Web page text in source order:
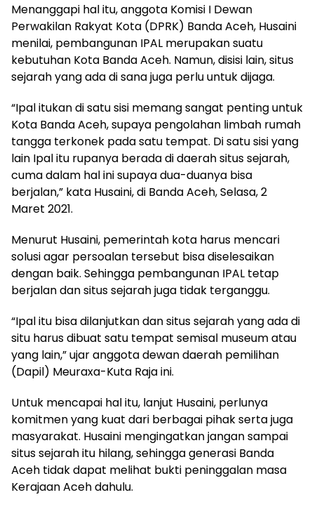
Menanggapi hal itu, anggota Komisi I Dewan
Perwakilan Rakyat Kota (DPRK) Banda Aceh, Husaini
menilai, pembangunan IPAL merupakan suatu
kebutuhan Kota Banda Aceh. Namun, disisi lain, situs
sejarah yang ada di sana juga perlu untuk dijaga.
“Ipal itukan di satu sisi memang sangat penting untuk
Kota Banda Aceh, supaya pengolahan limbah rumah
tangga terkonek pada satu tempat. Di satu sisi yang
lain Ipal itu rupanya berada di daerah situs sejarah,
cuma dalam hal ini supaya dua-duanya bisa
berjalan,” kata Husaini, di Banda Aceh, Selasa, 2
Maret 2021.
Menurut Husaini, pemerintah kota harus mencari
solusi agar persoalan tersebut bisa diselesaikan
dengan baik. Sehingga pembangunan IPAL tetap
berjalan dan situs sejarah juga tidak terganggu.
“Ipal itu bisa dilanjutkan dan situs sejarah yang ada di
situ harus dibuat satu tempat semisal museum atau
yang lain,” ujar anggota dewan daerah pemilihan
(Dapil) Meuraxa-Kuta Raja ini.
Untuk mencapai hal itu, lanjut Husaini, perlunya
komitmen yang kuat dari berbagai pihak serta juga
masyarakat. Husaini mengingatkan jangan sampai
situs sejarah itu hilang, sehingga generasi Banda
Aceh tidak dapat melihat bukti peninggalan masa
Kerajaan Aceh dahulu.